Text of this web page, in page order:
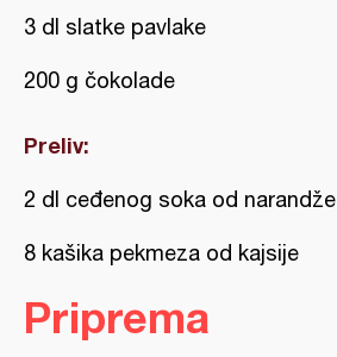
3 dl slatke pavlake
200 g čokolade
Preliv:
2 dl ceđenog soka od narandže
8 kašika pekmeza od kajsije
Priprema